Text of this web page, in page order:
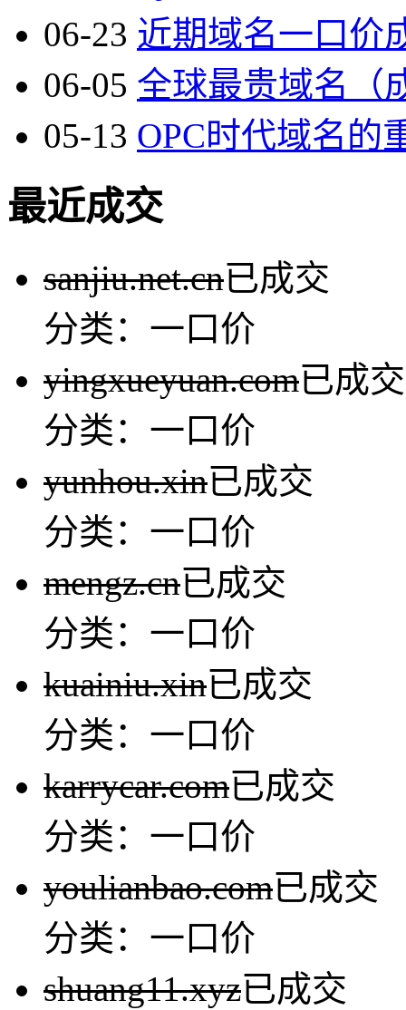
06-23 近期域名一口价
06-05 全球最贵域名（
05-13 OPC时代域名的
最近成交
sanjiu.net.cn已成交
分类：一口价
yingxueyuan.com已成交
分类：一口价
yunhou.xin已成交
分类：一口价
mengz.cn已成交
分类：一口价
kuainiu.xin已成交
分类：一口价
karrycar.com已成交
分类：一口价
youlianbao.com已成交
分类：一口价
shuang11.xyz已成交